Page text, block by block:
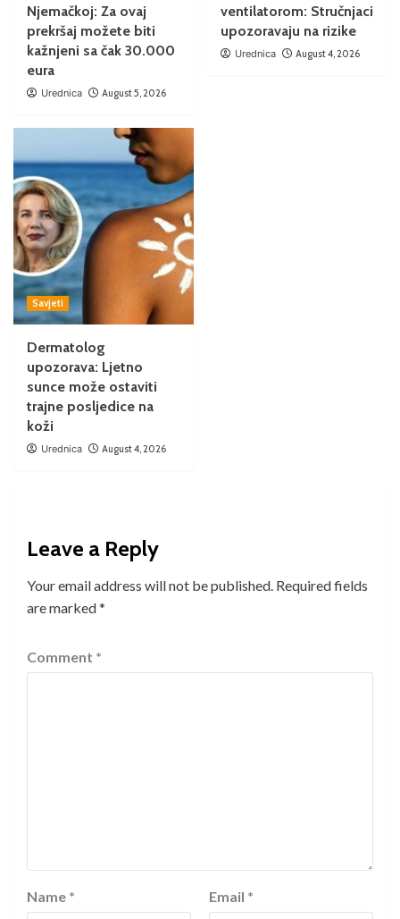
Njemačkoj: Za ovaj
prekršaj možete biti
kažnjeni sa čak 30.000
eura
Urednica August 5, 2026
ventilatorom: Stručnjaci
upozoravaju na rizike
Urednica August 4, 2026
Savjeti
Dermatolog
upozorava: Ljetno
sunce može ostaviti
trajne posljedice na
koži
Urednica August 4, 2026
Leave a Reply
Your email address will not be published. Required fields
are marked*
Comment *
Name * Email *